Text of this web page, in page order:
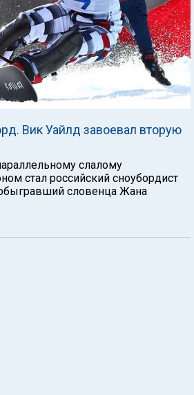
Вик Уайлд завоевал вторую
слалому
стал российский сноубордист
словенца Жана